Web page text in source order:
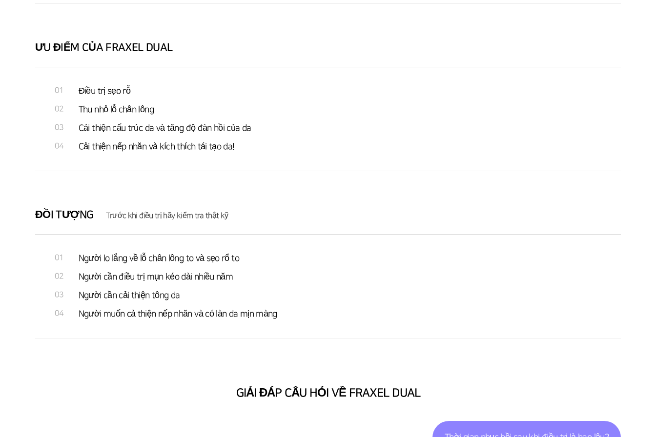
ƯU ĐIỂM CỦA FRAXEL DUAL
01 Điều trị sẹo rỗ
02 Thu nhỏ lỗ chân lông
03 Cải thiện cấu trúc da và tăng độ đàn hồi của da
04 Cải thiện nếp nhăn và kích thích tái tạo da!
ĐỒI TƯỢNG Trước khi điều trị hãy kiểm tra thật kỹ
01 Người lo lắng về lỗ chân lông to và sẹo rổ to
02 Người cần điều trị mụn kéo dài nhiều năm
03 Người cần cải thiện tông da
04 Người muốn cả thiện nếp nhăn và có làn da mịn màng
GIẢI ĐÁP CÂU HỎI VỀ FRAXEL DUAL